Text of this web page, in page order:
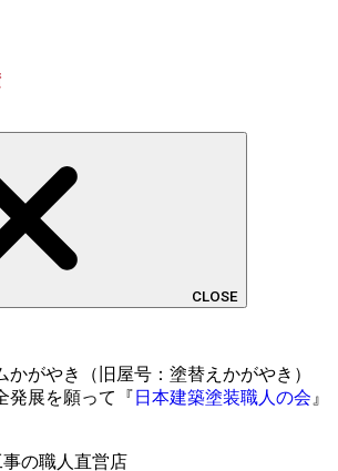
CLOSE
かがやき（旧屋号：塗替えかがやき）
発展を願って『 日本建築塗装職人の会 』
の職人直営店